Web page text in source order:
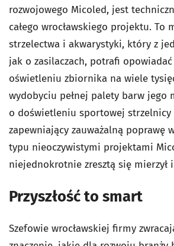
rozwojowego Micoled, jest
całego wrocławskiego projektu. To
strzelectwa i akwarystyki, który z
jak o zasilaczach, potrafi
oświetleniu zbiornika na wiele
wydobyciu pełnej palety barw jego
o doświetleniu sportowej strzelnicy
zapewniający zauważalną poprawę
typu nieoczywistymi projektami
niejednokrotnie zresztą się mierzył
Przyszłość to smart
Szefowie wrocławskiej firmy